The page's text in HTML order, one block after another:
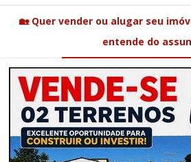
🏡 Quer vender ou alugar seu
entende do